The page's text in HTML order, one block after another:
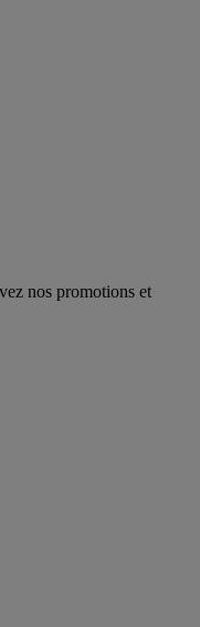
nos promotions et